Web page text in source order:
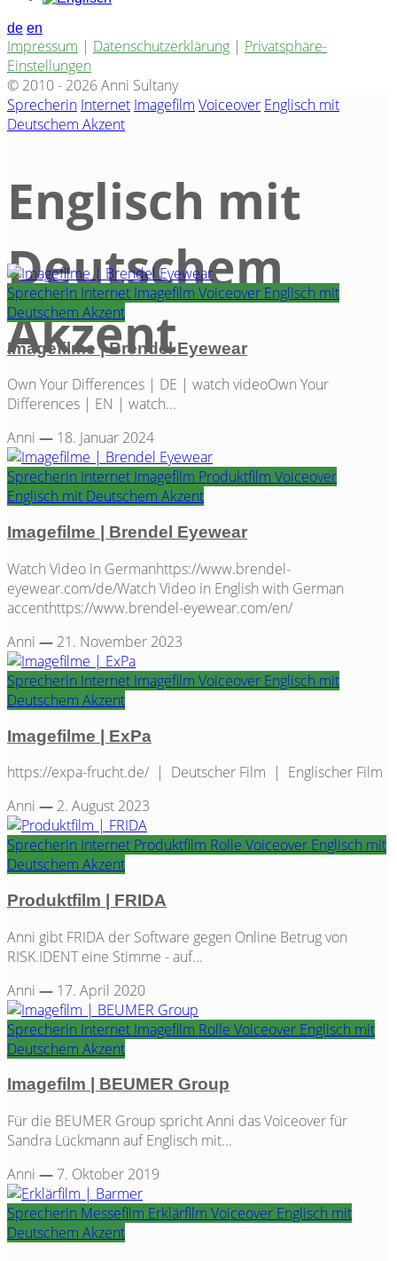
de en
Impressum | Datenschutzerklärung | Privatsphäre-
Einstellungen
© 2010 - 2026 Anni Sultany
Sprecherin Internet Imagefilm Voiceover Englisch mit
Deutschem Akzent
Englisch mit
Deutschem
Akzent
Category
Sprecherin Internet Imagefilm Voiceover Englisch mit
Deutschem Akzent
Imagefilme | Brendel Eyewear
Own Your Differences | DE | watch videoOwn Your
Differences | EN | watch...
Anni — 18. Januar 2024
Sprecherin Internet Imagefilm Produktfilm Voiceover
Englisch mit Deutschem Akzent
Imagefilme | Brendel Eyewear
Watch Video in Germanhttps://www.brendel-
eyewear.com/de/Watch Video in English with German
accenthttps://www.brendel-eyewear.com/en/
Anni — 21. November 2023
Sprecherin Internet Imagefilm Voiceover Englisch mit
Deutschem Akzent
Imagefilme | ExPa
https://expa-frucht.de/ | Deutscher Film | Englischer Film
Anni — 2. August 2023
Sprecherin Internet Produktfilm Rolle Voiceover Englisch mit
Deutschem Akzent
Produktfilm | FRIDA
Anni gibt FRIDA der Software gegen Online Betrug von
RISK.IDENT eine Stimme - auf...
Anni — 17. April 2020
Sprecherin Internet Imagefilm Rolle Voiceover Englisch mit
Deutschem Akzent
Imagefilm | BEUMER Group
Für die BEUMER Group spricht Anni das Voiceover für
Sandra Lückmann auf Englisch mit...
Anni — 7. Oktober 2019
Sprecherin Messefilm Erklärfilm Voiceover Englisch mit
Deutschem Akzent